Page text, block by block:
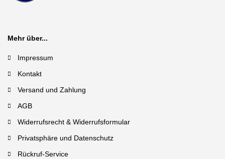
Mehr über...
Impressum
Kontakt
Versand und Zahlung
AGB
Widerrufsrecht & Widerrufsformular
Privatsphäre und Datenschutz
Rückruf-Service